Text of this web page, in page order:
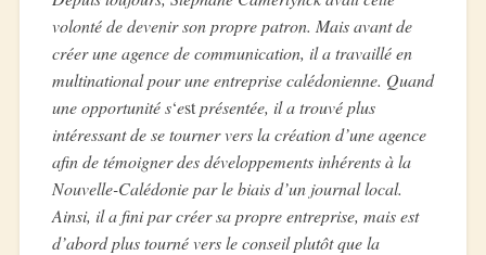
volonté de devenir son propre patron. Mais avant de
créer une agence de communication, il a travaillé en
multinational pour une entreprise calédonienne. Quand
une opportunité s‘estprésentée, il a trouvé plus
intéressant de se tourner vers la création d’une agence
afin de témoigner des développements inhérents à la
Nouvelle-Calédonie par le biais d’un journal local.
Ainsi, il a fini par créer sa propre entreprise, mais est
d’abord plus tourné vers le conseil plutôt que la